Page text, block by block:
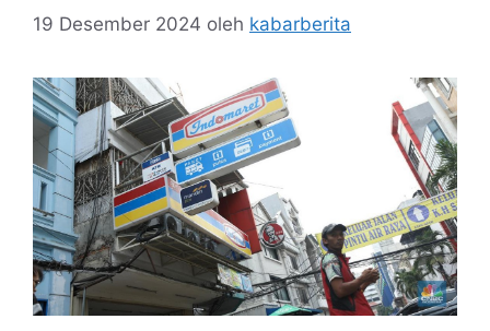
19 Desember 2024 oleh kabarberita